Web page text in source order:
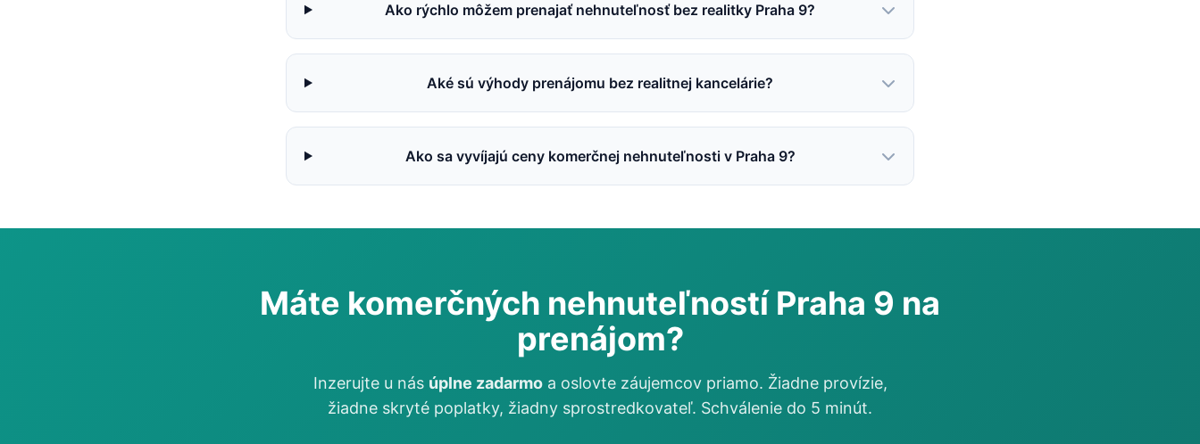
Ako rýchlo môžem prenajať nehnuteľnosť bez realitky Praha 9?
Aké sú výhody prenájomu bez realitnej kancelárie?
Ako sa vyvíjajú ceny komerčnej nehnuteľnosti v Praha 9?
Máte komerčných nehnuteľností Praha 9 na
prenájom?
Inzerujte u nás úplne zadarmoa oslovte záujemcov priamo. Žiadne provízie,
žiadne skryté poplatky, žiadny sprostredkovateľ. Schválenie do 5 minút.